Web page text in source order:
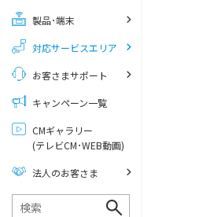
製品･端末
対応サービスエリア
お客さまサポート
キャンペーン一覧
CMギャラリー
(テレビCM･WEB動画)
法人のお客さま